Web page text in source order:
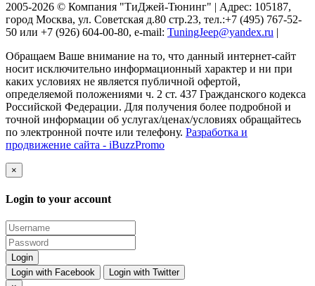
2005-2026 © Компания "ТиДжей-Тюнинг" | Адрес: 105187,
город Москва, ул. Советская д.80 стр.23, тел.:+7 (495) 767-52-
50 или +7 (926) 604-00-80, e-mail: TuningJeep@yandex.ru |
Обращаем Ваше внимание на то, что данный интернет-сайт
носит исключительно информационный характер и ни при
каких условиях не является публичной офертой,
определяемой положениями ч. 2 ст. 437 Гражданского кодекса
Российской Федерации. Для получения более подробной и
точной информации об услугах/ценах/условиях обращайтесь
по электронной почте или телефону. Разработка и
продвижение сайта - iBuzzPromo
×
Login to your account
Login with Facebook
Login with Twitter